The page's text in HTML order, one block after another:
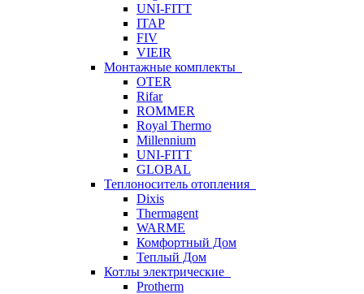
UNI-FITT
ITAP
FIV
VIEIR
Монтажные комплекты
OTER
Rifar
ROMMER
Royal Thermo
Millennium
UNI-FITT
GLOBAL
Теплоноситель отопления
Dixis
Thermagent
WARME
Комфортный Дом
Теплый Дом
Котлы электрические
Protherm